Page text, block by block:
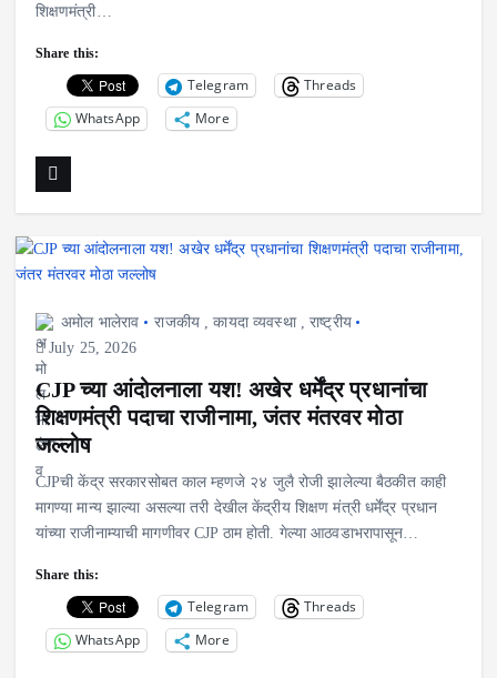
शिक्षणमंत्री…
Share this:
Telegram
Threads
WhatsApp
More
अमोल भालेराव राजकीय ,कायदा व्यवस्था,राष्ट्रीय
July 25, 2026
CJP च्या आंदोलनाला यश! अखेर धर्मेंद्र प्रधानांचा
शिक्षणमंत्री पदाचा राजीनामा, जंतर मंतरवर मोठा
जल्लोष
CJPची केंद्र सरकारसोबत काल म्हणजे २४ जुलै रोजी झालेल्या बैठकीत काही
मागण्या मान्य झाल्या असल्या तरी देखील केंद्रीय शिक्षण मंत्री धर्मेंद्र प्रधान
यांच्या राजीनाम्याची मागणीवर CJP ठाम होती. गेल्या आठवडाभरापासून…
Share this:
Telegram
Threads
WhatsApp
More